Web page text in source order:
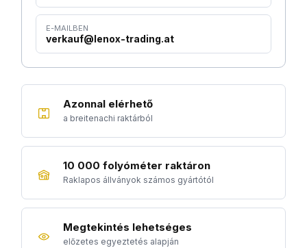
E-MAILBEN
verkauf@lenox-trading.at
Azonnal elérhető
a breitenachi raktárból
10 000 folyóméter raktáron
Raklapos állványok számos gyártótól
Megtekintés lehetséges
előzetes egyeztetés alapján